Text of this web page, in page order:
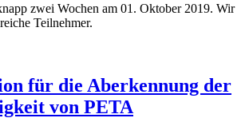
zwei Wochen am 01. Oktober 2019. Wir
Teilnehmer.
für die Aberkennung der
von PETA